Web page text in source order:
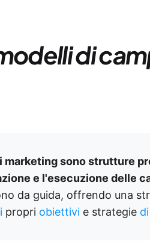
di
marketing sono strutture
e l'esecuzione delle
da guida, offrendo una
propri obiettivi e strategie